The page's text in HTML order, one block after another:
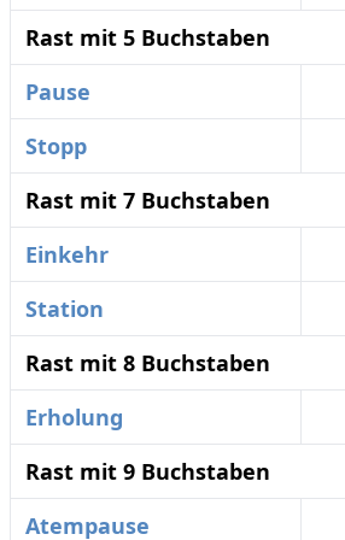
Rast mit 5 Buchstaben
Pause
Stopp
Rast mit 7 Buchstaben
Einkehr
Station
Rast mit 8 Buchstaben
Erholung
Rast mit 9 Buchstaben
Atempause